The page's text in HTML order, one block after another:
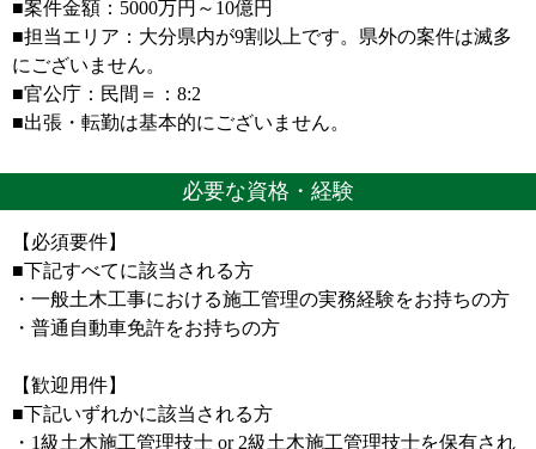
■案件金額：5000万円～10億円
■担当エリア：大分県内が9割以上です。県外の案件は滅多
にございません。
■官公庁：民間＝：8:2
■出張・転勤は基本的にございません。
必要な資格・経験
【必須要件】
■下記すべてに該当される方
・一般土木工事における施工管理の実務経験をお持ちの方
・普通自動車免許をお持ちの方
【歓迎用件】
■下記いずれかに該当される方
・1級土木施工管理技士 or 2級土木施工管理技士を保有され